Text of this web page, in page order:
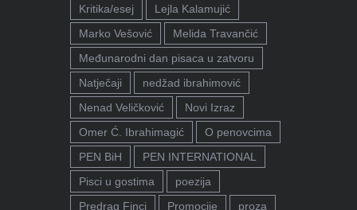
Kritika/esej
Lejla Kalamujić
Marko Vešović
Melida Travančić
Međunarodni dan pisaca u zatvoru
Natječaji
nedžad ibrahimović
Nenad Veličković
Novi Izraz
Omer Ć. Ibrahimagić
O penovcima
PEN BiH
PEN INTERNATIONAL
Pisci u gostima
poezija
Predrag Finci
Promocije
proza